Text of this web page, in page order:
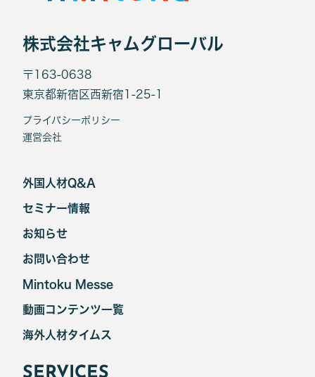
株式会社キャムグローバル
〒163-0638
東京都新宿区西新宿1-25-1
プライバシーポリシー
運営会社
外国人材Q&A
セミナー情報
お知らせ
お問い合わせ
Mintoku Messe
海外人材タイムス
動画コンテンツ一覧
SERVICES